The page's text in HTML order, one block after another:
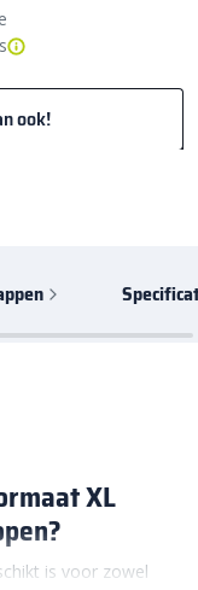
ook!
XL
is voor zowel